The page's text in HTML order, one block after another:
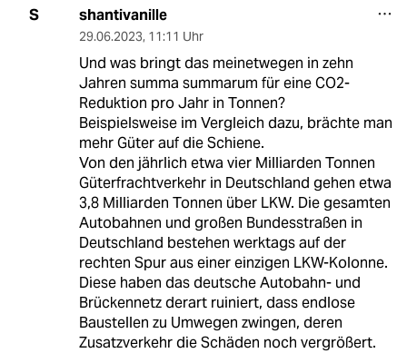
S shantivanille
29.06.2023, 11:11 Uhr
Und was bringt das meinetwegen in zehn
Jahren summa summarum für eine CO2-
Reduktion pro Jahr in Tonnen?
Beispielsweise im Vergleich dazu, brächte man
mehr Güter auf die Schiene.
Von den jährlich etwa vier Milliarden Tonnen
Güterfrachtverkehr in Deutschland gehen etwa
3,8 Milliarden Tonnen über LKW. Die gesamten
Autobahnen und großen Bundesstraßen in
Deutschland bestehen werktags auf der
rechten Spur aus einer einzigen LKW-Kolonne.
Diese haben das deutsche Autobahn- und
Brückennetz derart ruiniert, dass endlose
Baustellen zu Umwegen zwingen, deren
Zusatzverkehr die Schäden noch vergrößert.